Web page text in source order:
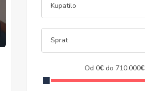
Kupatilo
Sprat
Od 0€ do 710.000€